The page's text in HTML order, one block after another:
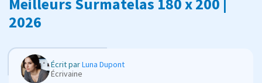
2026
Écrit parLuna Dupont
Écrivaine